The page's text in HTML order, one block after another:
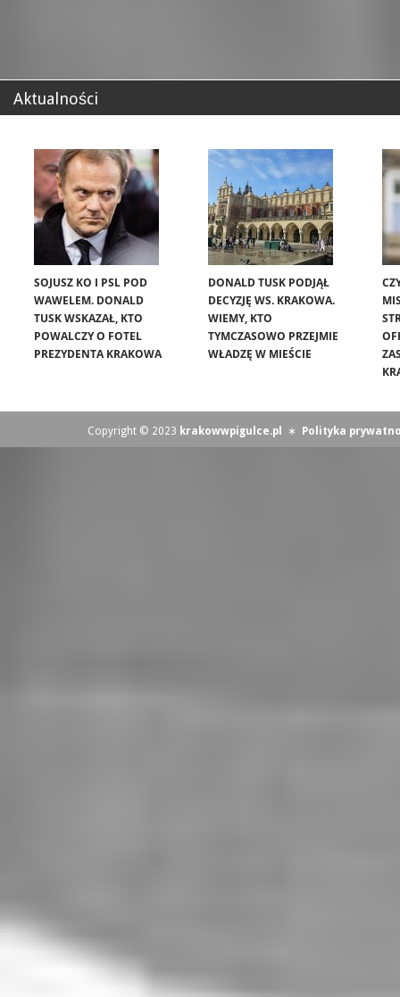
Aktualności
SOJUSZ KO I PSL POD
WAWELEM. DONALD
TUSK WSKAZAŁ, KTO
POWALCZY O FOTEL
PREZYDENTA KRAKOWA
DONALD TUSK PODJĄŁ
DECYZJĘ WS. KRAKOWA.
WIEMY, KTO
TYMCZASOWO PRZEJMIE
WŁADZĘ W MIEŚCIE
Copyright © 2023 krakowwpigulce.pl ∗ Polityka